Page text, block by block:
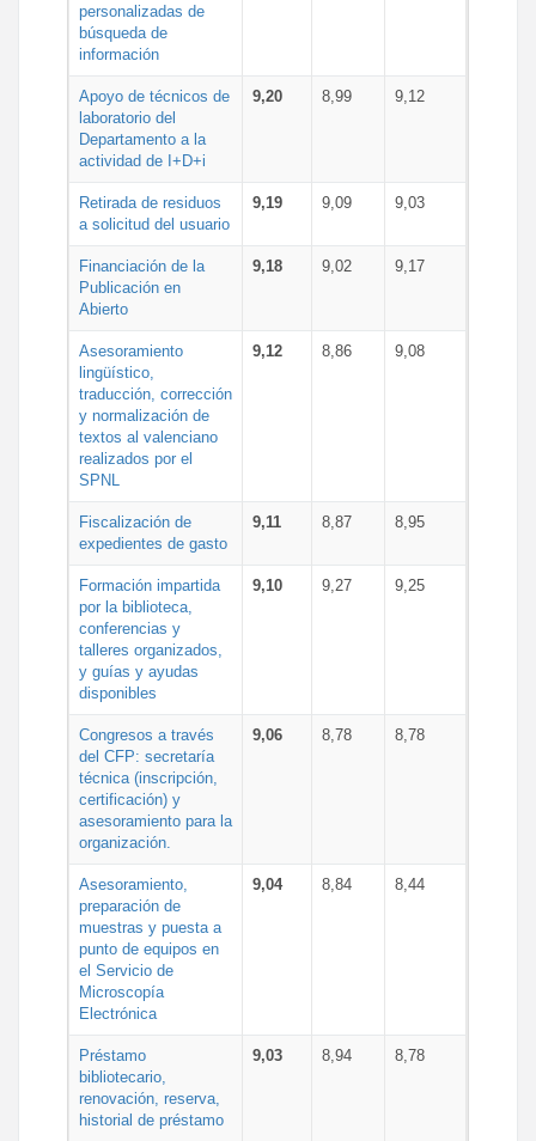
personalizadas de
búsqueda de
información
Apoyo de técnicos de
laboratorio del
Departamento a la
actividad de I+D+i
9,20 8,99 9,12
Retirada de residuos
a solicitud del usuario
9,19 9,09 9,03
Financiación de la
Publicación en
Abierto
9,18 9,02 9,17
Asesoramiento
lingüístico,
traducción, corrección
y normalización de
textos al valenciano
realizados por el
SPNL
9,12 8,86 9,08
Fiscalización de
expedientes de gasto
9,11 8,87 8,95
Formación impartida
por la biblioteca,
conferencias y
talleres organizados,
y guías y ayudas
disponibles
9,10 9,27 9,25
Congresos a través
del CFP: secretaría
técnica (inscripción,
certificación) y
asesoramiento para la
organización.
9,06 8,78 8,78
Asesoramiento,
preparación de
muestras y puesta a
punto de equipos en
el Servicio de
Microscopía
Electrónica
9,04 8,84 8,44
Préstamo
bibliotecario,
renovación, reserva,
historial de préstamo
9,03 8,94 8,78